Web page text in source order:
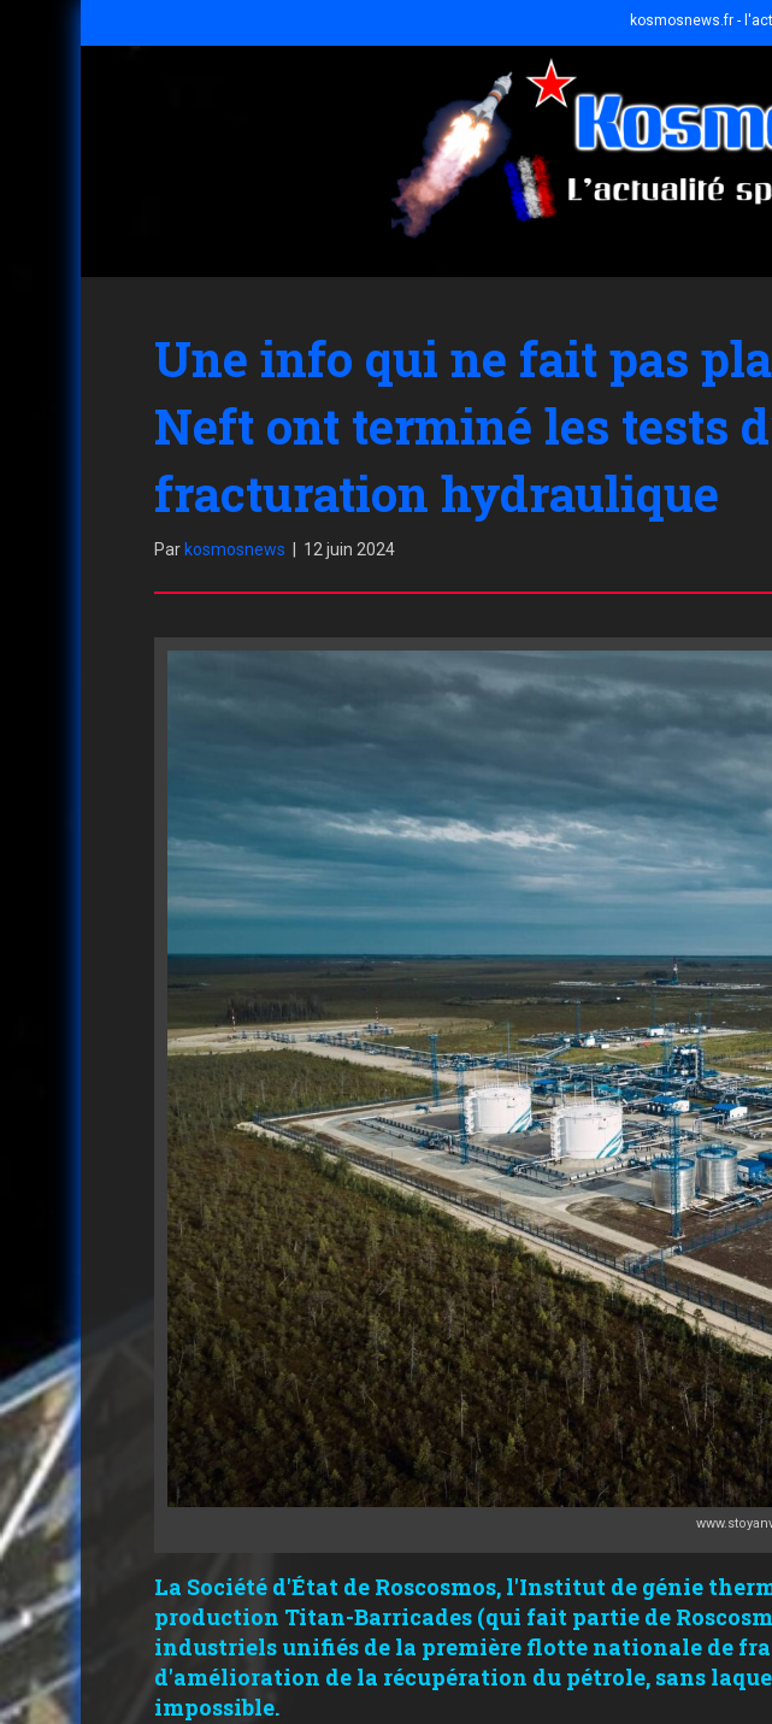
kosmosnews.fr -
Une info qui ne fait pas
Neft ont terminé les tests
fracturation hydraulique
Par kosmosnews 12 juin 2024
La Société d'État de Roscosmos, l'Institut de génie
production Titan-Barricades (qui fait partie de
industriels unifiés de la première flotte nationale de
d'amélioration de la récupération du pétrole, sans
impossible.